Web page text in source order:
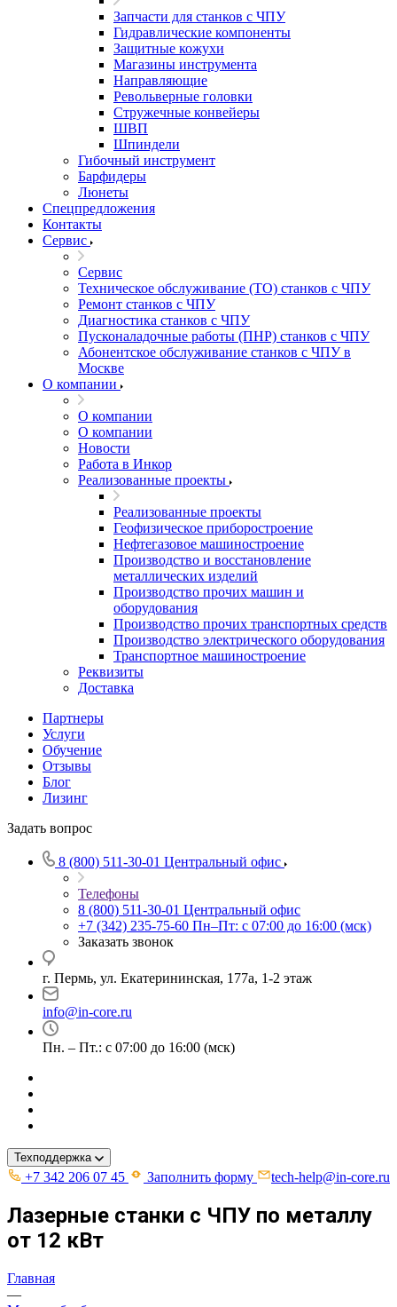
Запчасти для станков с ЧПУ
Гидравлические компоненты
Защитные кожухи
Магазины инструмента
Направляющие
Револьверные головки
Стружечные конвейеры
ШВП
Шпиндели
Гибочный инструмент
Барфидеры
Люнеты
Спецпредложения
Контакты
Сервис
Сервис
Техническое обслуживание (ТО) станков с ЧПУ
Ремонт станков с ЧПУ
Диагностика станков с ЧПУ
Пусконаладочные работы (ПНР) станков с ЧПУ
Абонентское обслуживание станков с ЧПУ в
Москве
О компании
О компании
О компании
Новости
Работа в Инкор
Реализованные проекты
Реализованные проекты
Геофизическое приборостроение
Нефтегазовое машиностроение
Производство и восстановление
металлических изделий
Производство прочих машин и
оборудования
Производство прочих транспортных средств
Производство электрического оборудования
Транспортное машиностроение
Реквизиты
Доставка
Партнеры
Услуги
Обучение
Отзывы
Блог
Лизинг
Задать вопрос
8 (800) 511-30-01 Центральный офис
Телефоны
8 (800) 511-30-01 Центральный офис
+7 (342) 235-75-60 Пн–Пт: с 07:00 до 16:00 (мск)
Заказать звонок
г. Пермь, ул. ​Екатерининская, 177а, ​1-2 этаж
info@in-core.ru
Пн. – Пт.: с 07:00 до 16:00 (мск)
Техподдержка
+7 342 206 07 45 Заполнить форму tech-help@in-core.ru
Лазерные станки с ЧПУ по металлу
от 12 кВт
Главная
—